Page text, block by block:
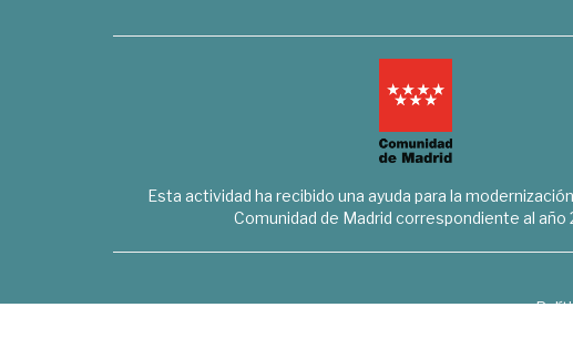
Esta actividad ha recibido una ayuda para la
Comunidad de Madrid correspondiente al año